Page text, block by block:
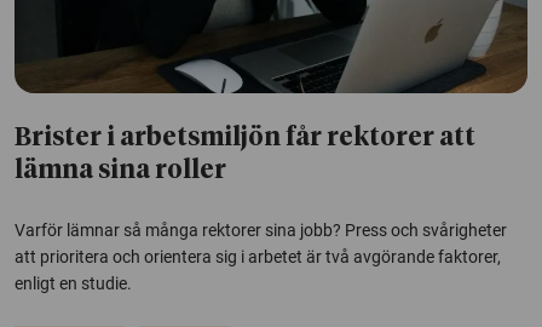
Brister i arbetsmiljön får rektorer att
lämna sina roller
Varför lämnar så många rektorer sina jobb? Press och svårigheter
att prioritera och orientera sig i arbetet är två avgörande faktorer,
enligt en studie.